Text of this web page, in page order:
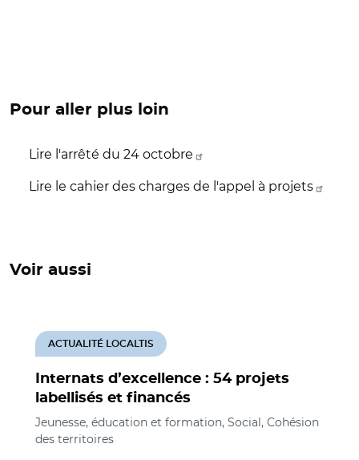
Pour aller plus loin
Lire l'arrêté du 24 octobre
Lire le cahier des charges de l'appel à projets
Voir aussi
Internats d’excellence : 54 projets
labellisés et financés
ACTUALITÉ LOCALTIS
Jeunesse, éducation et formation, Social, Cohésion
des territoires